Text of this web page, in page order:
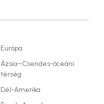
Európa
Ázsia–Csendes-óceáni
térség
Dél-Amerika